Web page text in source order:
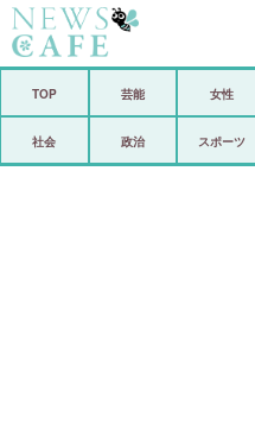
TOP 芸能 女性
社会 政治 スポーツ